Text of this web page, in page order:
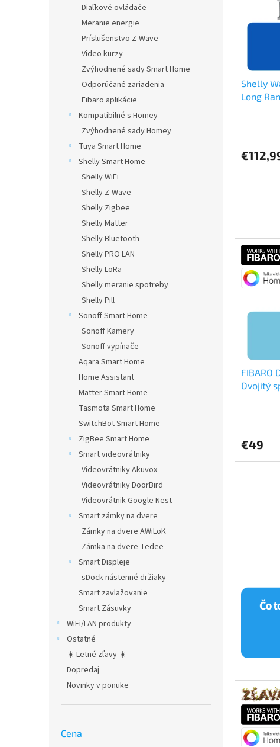
Diaľkové ovládače
Meranie energie
Príslušenstvo Z-Wave
Video kurzy
Zvýhodnené sady Smart Home
Odporúčané zariadenia
Fibaro aplikácie
Kompatibilné s Homey
Zvýhodnené sady Homey
Tuya Smart Home
Shelly Smart Home
Shelly WiFi
Shelly Z-Wave
Shelly Zigbee
Shelly Matter
Shelly Bluetooth
Shelly PRO LAN
Shelly LoRa
Shelly meranie spotreby
Shelly Pill
Sonoff Smart Home
Sonoff Kamery
Sonoff vypínače
Aqara Smart Home
Home Assistant
Matter Smart Home
Tasmota Smart Home
SwitchBot Smart Home
ZigBee Smart Home
Smart videovrátniky
Videovrátniky Akuvox
Videovrátniky DoorBird
Videovrátnik Google Nest
Smart zámky na dvere
Zámky na dvere AWiLoK
Zámka na dvere Tedee
Smart Displeje
sDock nástenné držiaky
Smart zavlažovanie
Smart Zásuvky
WiFi/LAN produkty
Ostatné
☀️ Letné zľavy ☀️
Dopredaj
Novinky v ponuke
Cena
Shelly
Long
FIBARO
Dvojitý
je
€49